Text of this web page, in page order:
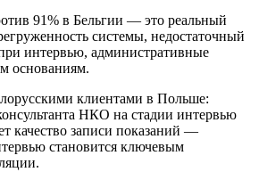
91% в Бельгии — это реальный
системы, недостаточный
интервью, административные
основаниям.
клиентами в Польше:
НКО на стадии интервью
качество записи показаний —
становится ключевым